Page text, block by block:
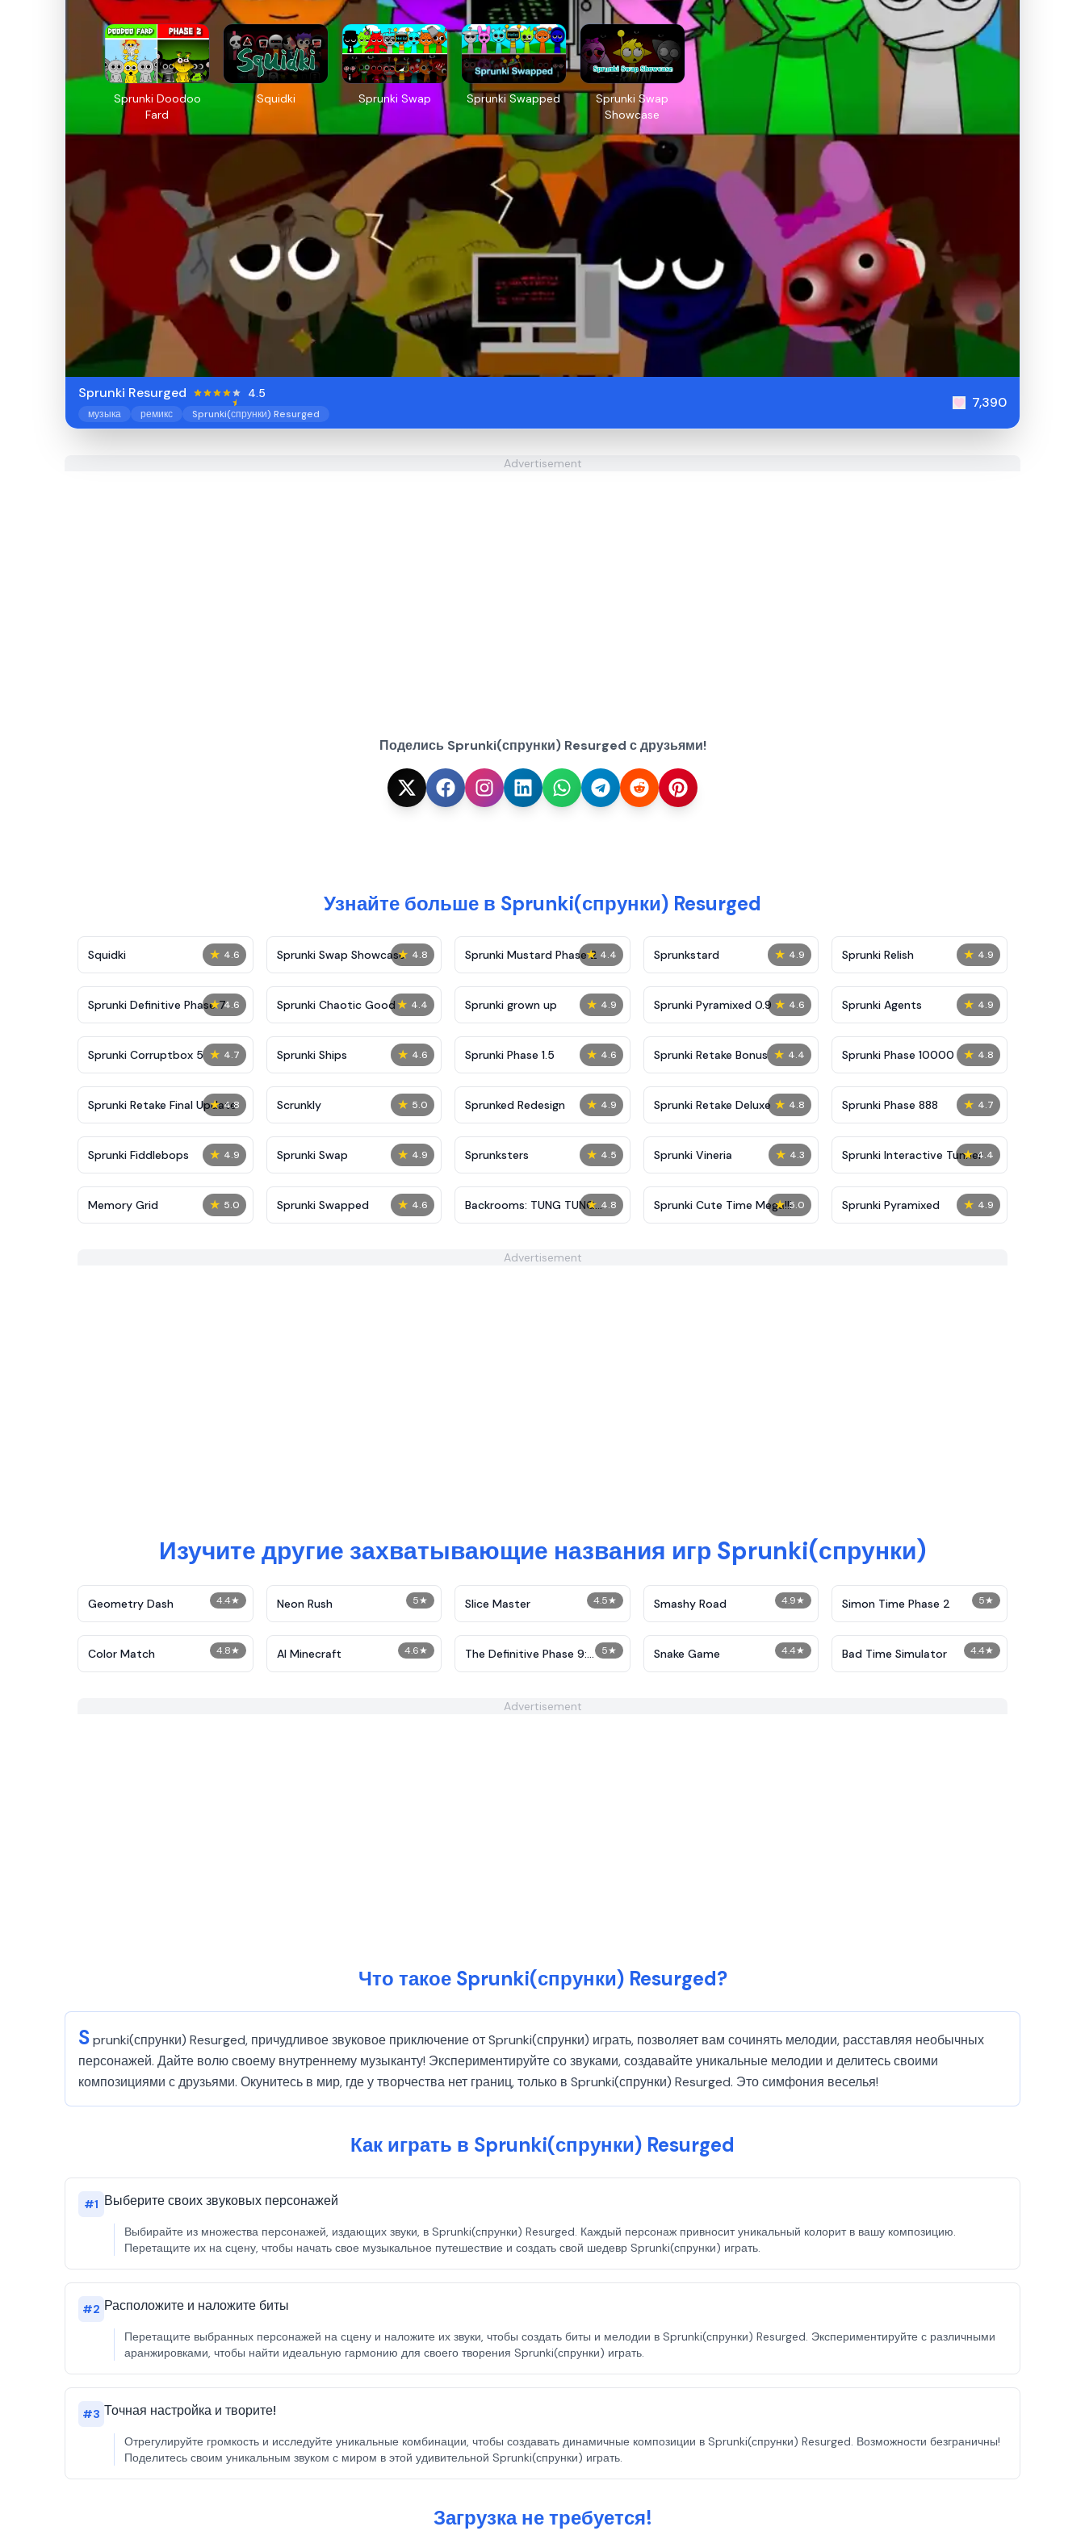
Sprunki Doodoo
Fard
Squidki Sprunki Swap Sprunki Swapped
Sprunki Swap
Showcase
Sprunki Resurged 4.5
музыка ремикс Sprunki(спрунки) Resurged
7,390
Advertisement
Поделись Sprunki(спрунки) Resurged с друзьями!
Узнайте больше в Sprunki(спрунки) Resurged
★ 4.6
Squidki ★ 4.8
Sprunki Swap Showcase ★ 4.4
Sprunki Mustard Phase 2 ★ 4.9
Sprunkstard ★ 4.9
Sprunki Relish
★ 4.6
Sprunki Definitive Phase 7 ★ 4.4
Sprunki Chaotic Good ★ 4.9
Sprunki grown up ★ 4.6
Sprunki Pyramixed 0.9 ★ 4.9
Sprunki Agents
★ 4.7
Sprunki Corruptbox 5 ★ 4.6
Sprunki Ships ★ 4.6
Sprunki Phase 1.5 ★ 4.4
Sprunki Retake Bonus ★ 4.8
Sprunki Phase 10000
★ 4.8
Sprunki Retake Final Update ★ 5.0
Scrunkly ★ 4.9
Sprunked Redesign ★ 4.8
Sprunki Retake Deluxe ★ 4.7
Sprunki Phase 888
★ 4.9
Sprunki Fiddlebops ★ 4.9
Sprunki Swap ★ 4.5
Sprunksters ★ 4.3
Sprunki Vineria ★ 4.4
Sprunki Interactive Tunner
★ 5.0
Memory Grid ★ 4.6
Sprunki Swapped ★ 4.8
Backrooms: TUNG TUNG
TUNG SAUR
★ 5.0
Sprunki Cute Time Mega!!! ★ 4.9
Sprunki Pyramixed
Advertisement
Изучите другие захватывающие названия игр Sprunki(спрунки)
4.4★
Geometry Dash 5★
Neon Rush 4.5★
Slice Master 4.9★
Smashy Road 5★
Simon Time Phase 2
4.8★
Color Match 4.6★
AI Minecraft 5★
The Definitive Phase 9:
Demolition
4.4★
Snake Game 4.4★
Bad Time Simulator
Advertisement
Что такое Sprunki(спрунки) Resurged?
Sprunki(спрунки) Resurged, причудливое звуковое приключение от Sprunki(спрунки) играть, позволяет вам сочинять мелодии, расставляя необычных
персонажей. Дайте волю своему внутреннему музыканту! Экспериментируйте со звуками, создавайте уникальные мелодии и делитесь своими
композициями с друзьями. Окунитесь в мир, где у творчества нет границ, только в Sprunki(спрунки) Resurged. Это симфония веселья!
Как играть в Sprunki(спрунки) Resurged
#1 Выберите своих звуковых персонажей
Выбирайте из множества персонажей, издающих звуки, в Sprunki(спрунки) Resurged. Каждый персонаж привносит уникальный колорит в вашу композицию.
Перетащите их на сцену, чтобы начать свое музыкальное путешествие и создать свой шедевр Sprunki(спрунки) играть.
#2 Расположите и наложите биты
Перетащите выбранных персонажей на сцену и наложите их звуки, чтобы создать биты и мелодии в Sprunki(спрунки) Resurged. Экспериментируйте с различными
аранжировками, чтобы найти идеальную гармонию для своего творения Sprunki(спрунки) играть.
#3 Точная настройка и творите!
Отрегулируйте громкость и исследуйте уникальные комбинации, чтобы создавать динамичные композиции в Sprunki(спрунки) Resurged. Возможности безграничны!
Поделитесь своим уникальным звуком с миром в этой удивительной Sprunki(спрунки) играть.
Загрузка не требуется!